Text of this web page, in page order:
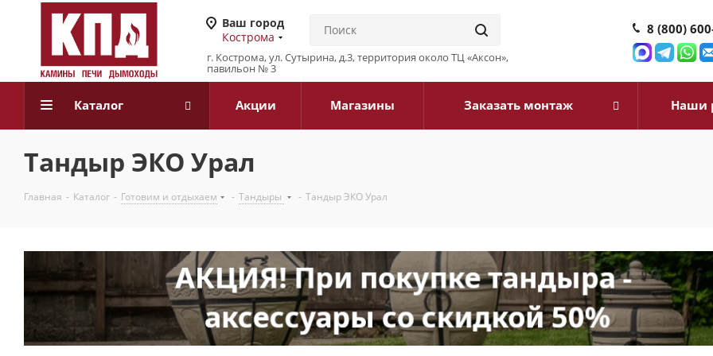
Ваш город
Кострома
г. Кострома, ул. Сутырина, д.3, территория около ТЦ «Аксон»,
павильон № 3
8 (800)
Каталог Акции Магазины Заказать монтаж Наши
Тандыр ЭКО Урал
Главная - Каталог - Готовим и отдыхаем - Тандыры - Тандыр ЭКО Урал